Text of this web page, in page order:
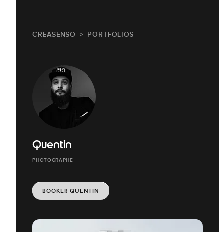
CREASENSO PORTFOLIOS
Quentin
PHOTOGRAPHE
BOOKER QUENTIN